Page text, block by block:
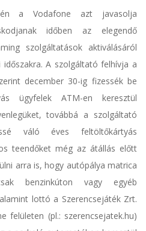
a Vodafone azt javasolja
időben az elegendő
szolgáltatások aktiválásáról
A szolgáltató felhívja a
december 30-ig fizessék be
ügyfelek ATM-en keresztül
továbbá a szolgáltató
váló éves feltöltőkártyás
teendőket még az átállás előtt
arra is, hogy autópálya matrica
benzinkúton vagy egyéb
lottó a Szerencsejáték Zrt.
felületen (pl.: szerencsejatek.hu)